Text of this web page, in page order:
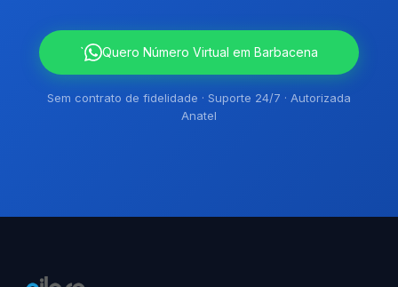
` Quero Número Virtual em Barbacena
Sem contrato de fidelidade · Suporte 24/7 · Autorizada
Anatel